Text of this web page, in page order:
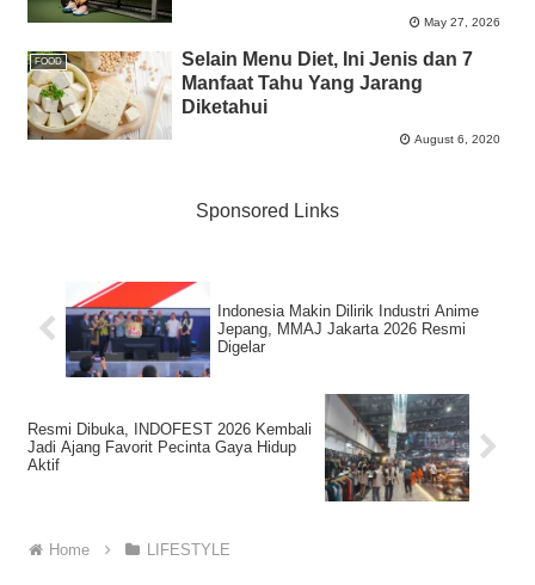
May 27, 2026
FOOD
Selain Menu Diet, Ini Jenis dan 7
Manfaat Tahu Yang Jarang
Diketahui
August 6, 2020
Sponsored Links
Indonesia Makin Dilirik Industri Anime
Jepang, MMAJ Jakarta 2026 Resmi
Digelar
Resmi Dibuka, INDOFEST 2026 Kembali
Jadi Ajang Favorit Pecinta Gaya Hidup
Aktif
Home LIFESTYLE